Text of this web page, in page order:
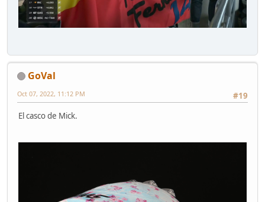
GoVal
#19
Oct 07, 2022, 11:12 PM
El casco de Mick.